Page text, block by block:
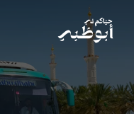
نشاطات لا